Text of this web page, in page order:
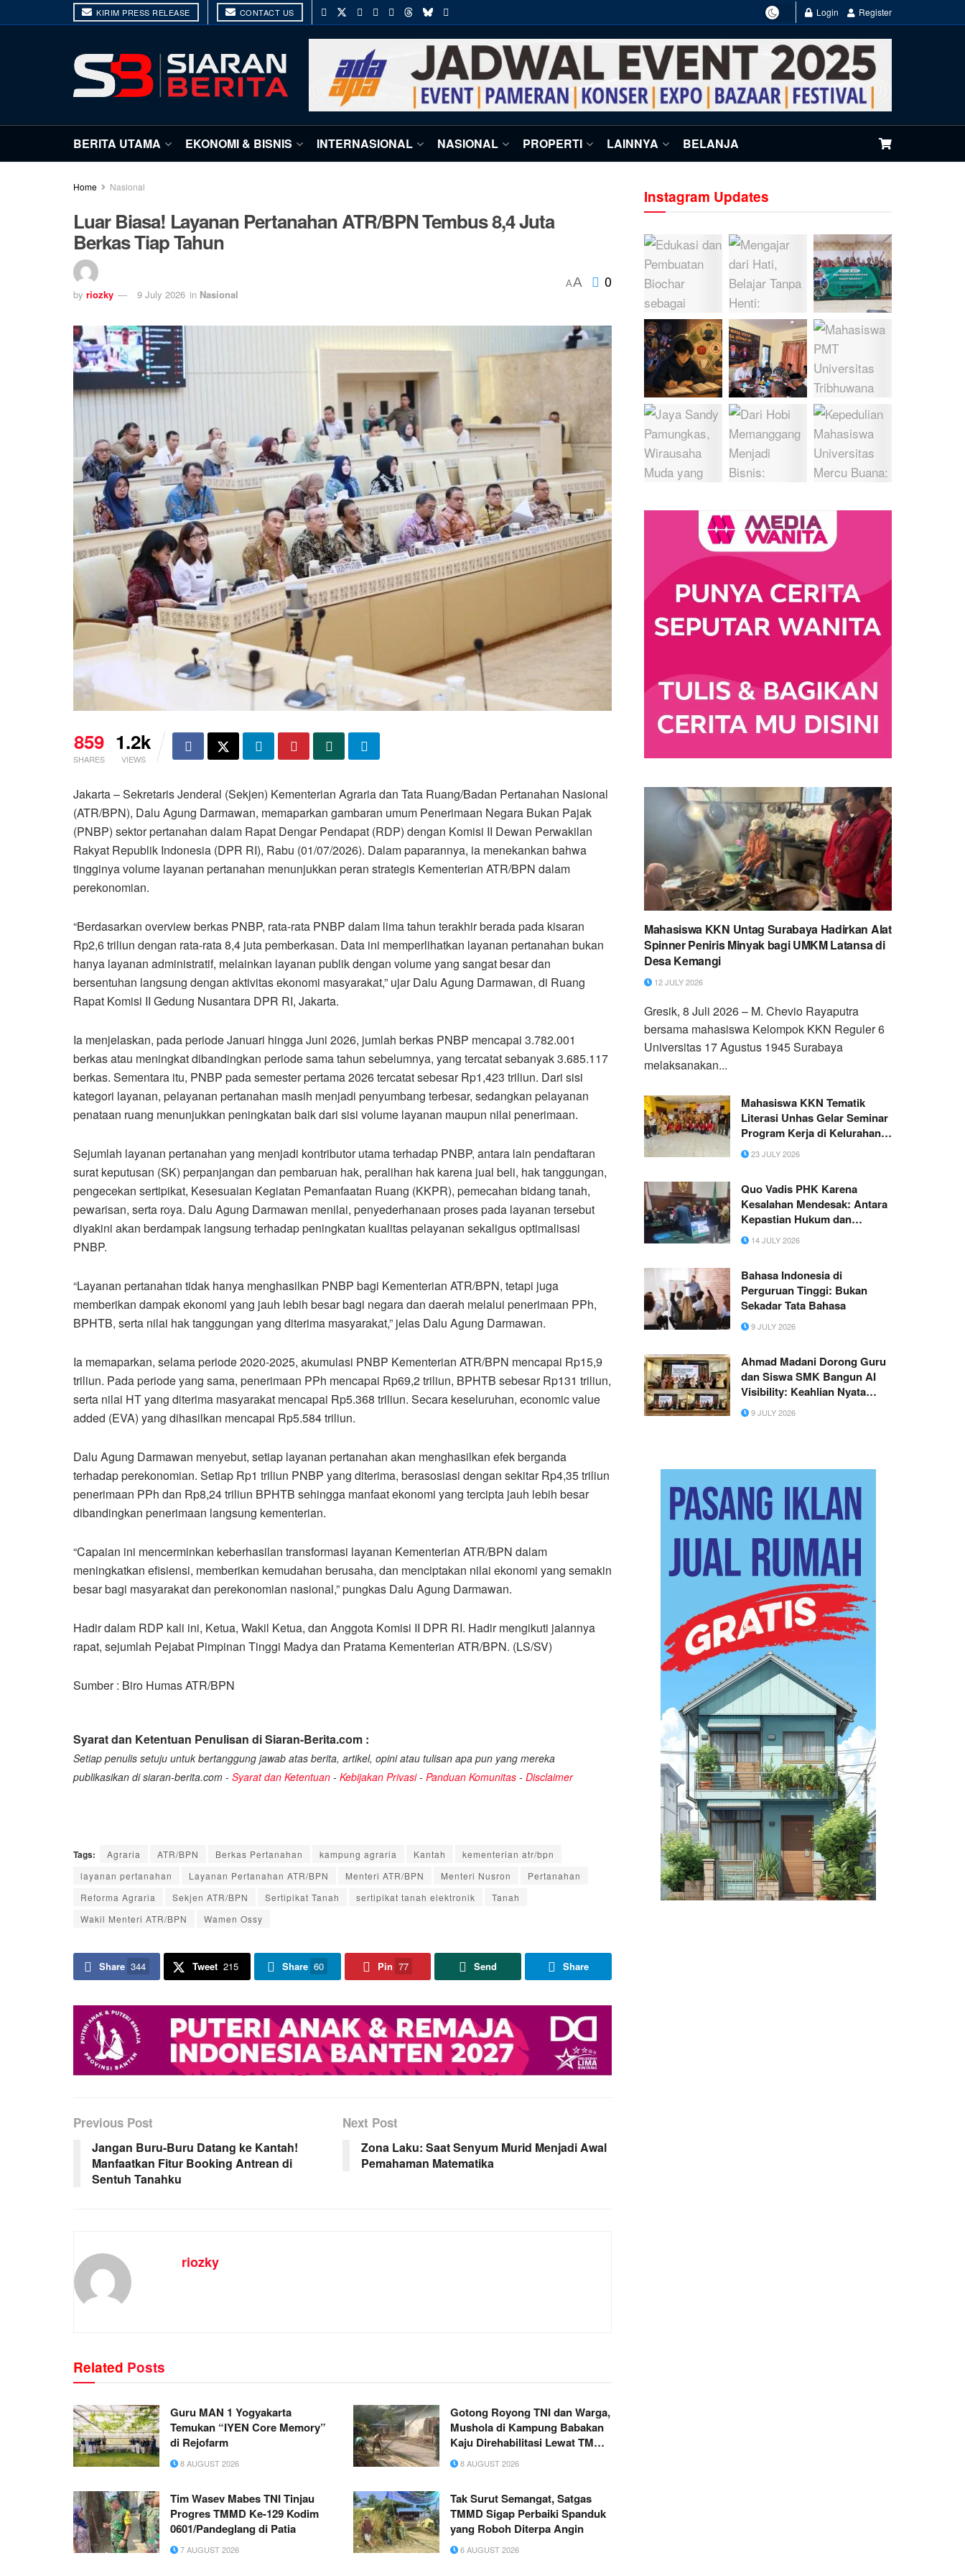
KIRIM PRESS RELEASE CONTACT US Login Register
BERITA UTAMA EKONOMI & BISNIS INTERNASIONAL NASIONAL PROPERTI LAINNYA BELANJA
Home Nasional
Luar Biasa! Layanan Pertanahan ATR/BPN Tembus 8,4 Juta
Berkas Tiap Tahun
by riozky 9 July 2026 in Nasional
AA 0
859
SHARES
1.2k
VIEWS
Jakarta – Sekretaris Jenderal (Sekjen) Kementerian Agraria dan Tata Ruang/Badan Pertanahan Nasional
(ATR/BPN), Dalu Agung Darmawan, memaparkan gambaran umum Penerimaan Negara Bukan Pajak
(PNBP) sektor pertanahan dalam Rapat Dengar Pendapat (RDP) dengan Komisi II Dewan Perwakilan
Rakyat Republik Indonesia (DPR RI), Rabu (01/07/2026). Dalam paparannya, ia menekankan bahwa
tingginya volume layanan pertanahan menunjukkan peran strategis Kementerian ATR/BPN dalam
perekonomian.
“Berdasarkan overview berkas PNBP, rata-rata PNBP dalam lima tahun terakhir berada pada kisaran
Rp2,6 triliun dengan rata-rata 8,4 juta pemberkasan. Data ini memperlihatkan layanan pertanahan bukan
hanya layanan administratif, melainkan layanan publik dengan volume yang sangat besar dan
bersentuhan langsung dengan aktivitas ekonomi masyarakat,” ujar Dalu Agung Darmawan, di Ruang
Rapat Komisi II Gedung Nusantara DPR RI, Jakarta.
Ia menjelaskan, pada periode Januari hingga Juni 2026, jumlah berkas PNBP mencapai 3.782.001
berkas atau meningkat dibandingkan periode sama tahun sebelumnya, yang tercatat sebanyak 3.685.117
berkas. Sementara itu, PNBP pada semester pertama 2026 tercatat sebesar Rp1,423 triliun. Dari sisi
kategori layanan, pelayanan pertanahan masih menjadi penyumbang terbesar, sedangkan pelayanan
penataan ruang menunjukkan peningkatan baik dari sisi volume layanan maupun nilai penerimaan.
Sejumlah layanan pertanahan yang menjadi kontributor utama terhadap PNBP, antara lain pendaftaran
surat keputusan (SK) perpanjangan dan pembaruan hak, peralihan hak karena jual beli, hak tanggungan,
pengecekan sertipikat, Kesesuaian Kegiatan Pemanfaatan Ruang (KKPR), pemecahan bidang tanah,
pewarisan, serta roya. Dalu Agung Darmawan menilai, penyederhanaan proses pada layanan tersebut
diyakini akan berdampak langsung terhadap peningkatan kualitas pelayanan sekaligus optimalisasi
PNBP.
“Layanan pertanahan tidak hanya menghasilkan PNBP bagi Kementerian ATR/BPN, tetapi juga
memberikan dampak ekonomi yang jauh lebih besar bagi negara dan daerah melalui penerimaan PPh,
BPHTB, serta nilai hak tanggungan yang diterima masyarakat,” jelas Dalu Agung Darmawan.
Ia memaparkan, selama periode 2020-2025, akumulasi PNBP Kementerian ATR/BPN mencapai Rp15,9
triliun. Pada periode yang sama, penerimaan PPh mencapai Rp69,2 triliun, BPHTB sebesar Rp131 triliun,
serta nilai HT yang diterima masyarakat mencapai Rp5.368 triliun. Secara keseluruhan, economic value
added (EVA) yang dihasilkan mencapai Rp5.584 triliun.
Dalu Agung Darmawan menyebut, setiap layanan pertanahan akan menghasilkan efek berganda
terhadap perekonomian. Setiap Rp1 triliun PNBP yang diterima, berasosiasi dengan sekitar Rp4,35 triliun
penerimaan PPh dan Rp8,24 triliun BPHTB sehingga manfaat ekonomi yang tercipta jauh lebih besar
dibandingkan penerimaan langsung kementerian.
“Capaian ini mencerminkan keberhasilan transformasi layanan Kementerian ATR/BPN dalam
meningkatkan efisiensi, memberikan kemudahan berusaha, dan menciptakan nilai ekonomi yang semakin
besar bagi masyarakat dan perekonomian nasional,” pungkas Dalu Agung Darmawan.
Hadir dalam RDP kali ini, Ketua, Wakil Ketua, dan Anggota Komisi II DPR RI. Hadir mengikuti jalannya
rapat, sejumlah Pejabat Pimpinan Tinggi Madya dan Pratama Kementerian ATR/BPN. (LS/SV)
Sumber : Biro Humas ATR/BPN
Syarat dan Ketentuan Penulisan di Siaran-Berita.com :
Setiap penulis setuju untuk bertanggung jawab atas berita, artikel, opini atau tulisan apa pun yang mereka
publikasikan di siaran-berita.com - Syarat dan Ketentuan - Kebijakan Privasi- Panduan Komunitas - Disclaimer
Tags: Agraria ATR/BPN Berkas Pertanahan kampung agraria Kantah
kementerian atr/bpn
layanan pertanahan
Layanan Pertanahan ATR/BPN Menteri ATR/BPN Menteri Nusron
Pertanahan
Reforma Agraria
Sekjen ATR/BPN Sertipikat Tanah sertipikat tanah elektronik
Tanah
Wakil Menteri ATR/BPN
Wamen Ossy
Share 344 Tweet 215 Share 60 Pin 77 Send Share
Previous Post
Jangan Buru-Buru Datang ke Kantah!
Manfaatkan Fitur Booking Antrean di
Sentuh Tanahku
Next Post
Zona Laku: Saat Senyum Murid Menjadi Awal
Pemahaman Matematika
riozky
Related Posts
Guru MAN 1 Yogyakarta
Temukan “IYEN Core Memory”
di Rejofarm
8 AUGUST 2026
Gotong Royong TNI dan Warga,
Mushola di Kampung Babakan
Kaju Direhabilitasi Lewat TMMD
ke-129
8 AUGUST 2026
Tim Wasev Mabes TNI Tinjau
Progres TMMD Ke-129 Kodim
0601/Pandeglang di Patia
7 AUGUST 2026
Tak Surut Semangat, Satgas
TMMD Sigap Perbaiki Spanduk
yang Roboh Diterpa Angin
6 AUGUST 2026
Instagram Updates
Mahasiswa KKN Untag Surabaya Hadirkan Alat
Spinner Peniris Minyak bagi UMKM Latansa di
Desa Kemangi
12 JULY 2026
Gresik, 8 Juli 2026 – M. Chevio Rayaputra
bersama mahasiswa Kelompok KKN Reguler 6
Universitas 17 Agustus 1945 Surabaya
melaksanakan...
Mahasiswa KKN Tematik
Literasi Unhas Gelar Seminar
Program Kerja di Kelurahan
Bontotangnga Jeneponto
23 JULY 2026
Quo Vadis PHK Karena
Kesalahan Mendesak: Antara
Kepastian Hukum dan
Pengabaian Konstitusi
14 JULY 2026
Bahasa Indonesia di
Perguruan Tinggi: Bukan
Sekadar Tata Bahasa
9 JULY 2026
Ahmad Madani Dorong Guru
dan Siswa SMK Bangun AI
Visibility: Keahlian Nyata
Perlu Memiliki Bukti Digital
9 JULY 2026